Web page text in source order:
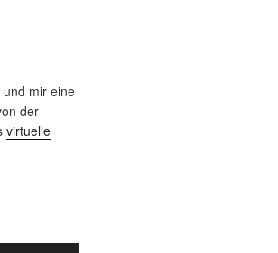
mir eine
der
virtuelle